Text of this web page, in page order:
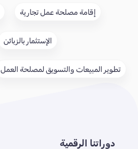
إقامة مصلحة عمل تجارية
الإستثمار بالزبائن
تطوير المبيعات والتسويق لمصلحة العمل
دوراتنا الرقمية